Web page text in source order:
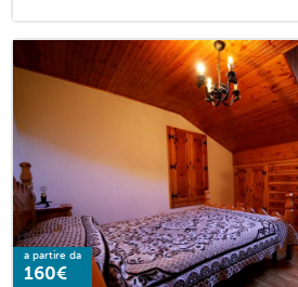
a partire da
160€